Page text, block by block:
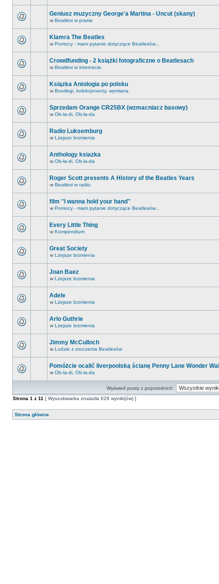
Geniusz muzyczny George'a Martina - Uncut (skany)
w Beatlesi w prasie
Klamra The Beatles
w Pomocy - mam pytanie dotyczące Beatlesów...
Crowdfunding - 2 książki fotograficzne o Beatlesach
w Beatlesi w internecie.
Ksiązka Antologia po polsku
w Bootlegi, kolekcjonerzy, wymiana
Sprzedam Orange CR25BX (wzmacniacz basowy)
w Ob-la-di, Ob-la-da
Radio Luksemburg
w Lżejsze brzmienia
Anthology ksiazka
w Ob-la-di, Ob-la-da
Roger Scott presents A History of the Beatles Years
w Beatlesi w radio.
film ''I wanna hold your hand''
w Pomocy - mam pytanie dotyczące Beatlesów...
Every Little Thing
w Kompendium
Great Society
w Lżejsze brzmienia
Joan Baez
w Lżejsze brzmienia
Adele
w Lżejsze brzmienia
Arlo Guthrie
w Lżejsze brzmienia
Jimmy McCulloch
w Ludzie z otoczenia Beatlesów
Pomóżcie ocalić liverpoolską ścianę Penny Lane Wonder
w Ob-la-di, Ob-la-da
Wyświetl posty z poprzednich:
Strona 1 z 11 [ Wyszukiwarka znalazła 626 wyniki(ów) ]
Strona główna